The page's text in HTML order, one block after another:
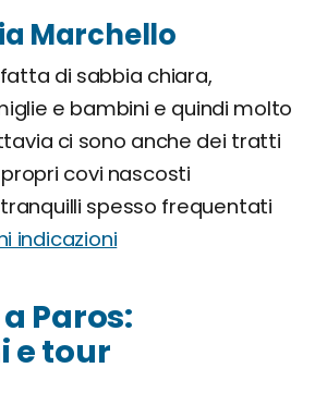
Marchello
di sabbia chiara,
e bambini e quindi molto
ci sono anche dei tratti
covi nascosti
spesso frequentati
indicazioni
Paros:
e tour